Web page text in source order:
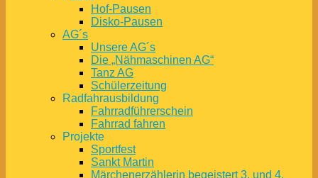
Hof-Pausen
Disko-Pausen
AG´s
Unsere AG´s
Die „Nähmaschinen AG“
Tanz AG
Schülerzeitung
Radfahrausbildung
Fahrradführerschein
Fahrrad fahren
Projekte
Sportfest
Sankt Martin
Märchenerzählerin begeistert 3. und 4.